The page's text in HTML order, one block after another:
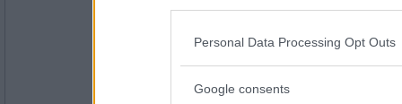
also be disclosed by us
Downstream Participants
Please note that this
Personal Data Processing Opt Outs
Google consents
Vad är det mest positiva i våra